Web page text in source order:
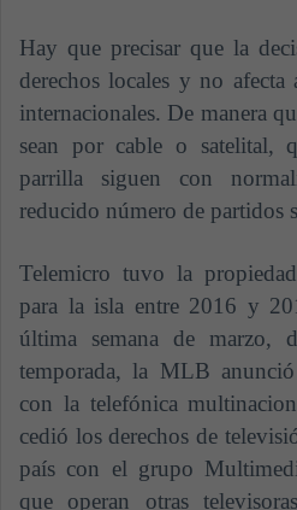
Hay que precisar que la
derechos locales y no
internacionales. De manera
sean por cable o satelital,
parrilla siguen con
reducido número de partidos
Telemicro tuvo la
para la isla entre 2016 y
última semana de marzo,
temporada, la MLB
con la telefónica
cedió los derechos de
país con el grupo
que operan otras